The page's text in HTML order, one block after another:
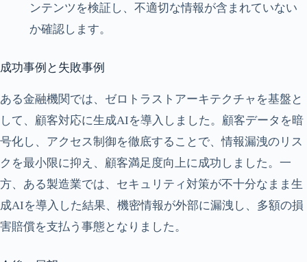
ンテンツを検証し、不適切な情報が含まれていない
か確認します。
成功事例と失敗事例
ある金融機関では、ゼロトラストアーキテクチャを基盤と
して、顧客対応に生成AIを導入しました。顧客データを暗
号化し、アクセス制御を徹底することで、情報漏洩のリス
クを最小限に抑え、顧客満足度向上に成功しました。一
方、ある製造業では、セキュリティ対策が不十分なまま生
成AIを導入した結果、機密情報が外部に漏洩し、多額の損
害賠償を支払う事態となりました。